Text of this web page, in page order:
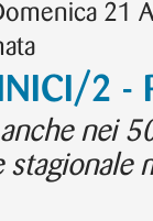
21
2 -
nei
stagionale